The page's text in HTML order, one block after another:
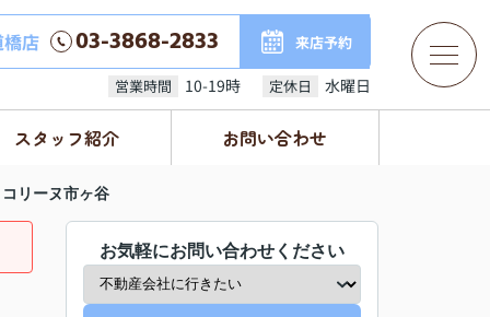
店 03-3868-2833 来店予約
営業時間 10-19時 定休日 水曜日
スタッフ紹介 お問い合わせ
リーヌ市ヶ谷
お気軽にお問い合わせください